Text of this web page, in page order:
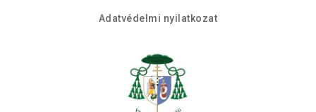
Adatvédelmi nyilatkozat